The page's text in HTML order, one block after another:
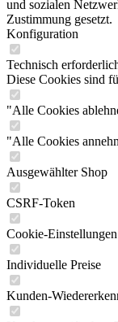
und sozialen
Zustimmung gesetzt.
Konfiguration
Technisch
Diese Cookies sind
"Alle Cookies
"Alle Cookies
Ausgewählter Shop
CSRF-Token
Cookie-Einstellungen
Individuelle Preise
Kunden-